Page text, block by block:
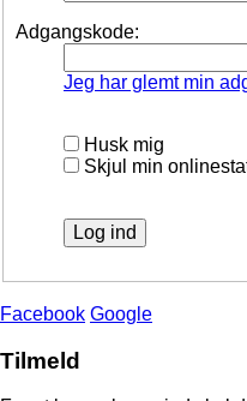
Adgangskode:
Jeg har glemt min
Husk mig
Skjul min
Facebook Google
Tilmeld